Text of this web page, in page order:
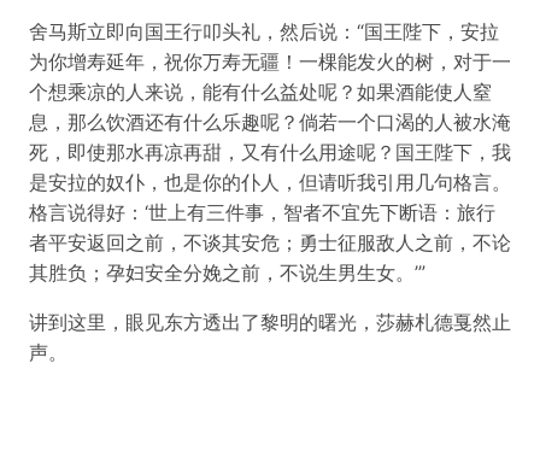
舍马斯立即向国王行叩头礼，然后说：“国王陛下，安拉
为你增寿延年，祝你万寿无疆！一棵能发火的树，对于一
个想乘凉的人来说，能有什么益处呢？如果酒能使人窒
息，那么饮酒还有什么乐趣呢？倘若一个口渴的人被水淹
死，即使那水再凉再甜，又有什么用途呢？国王陛下，我
是安拉的奴仆，也是你的仆人，但请听我引用几句格言。
格言说得好：‘世上有三件事，智者不宜先下断语：旅行
者平安返回之前，不谈其安危；勇士征服敌人之前，不论
其胜负；孕妇安全分娩之前，不说生男生女。’”
讲到这里，眼见东方透出了黎明的曙光，莎赫札德戛然止
声。